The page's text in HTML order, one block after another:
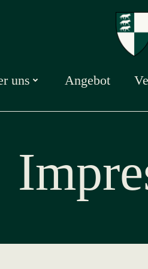
uns Angebot